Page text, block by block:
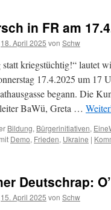
in FR am
18. April 2025 von Schw
statt kriegstüchtig!“ lautet
17.4.2025 um 17
begann. Die
BaWü, Greta …
Bildung, Bürgerinitiativen,
Demo, Frieden, Ukraine |
Deutschrap:
15. April 2025 von Schw